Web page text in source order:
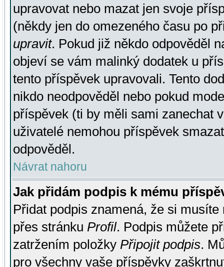
upravovat nebo mazat jen svoje
(někdy jen do omezeného času po
upravit. Pokud již někdo odpověděl
objeví se vám malinký dodatek u
tento příspěvek upravovali. Tento
nikdo neodpověděl nebo pokud
příspěvek (ti by měli sami zanechat
uživatelé nemohou příspěvek
odpověděl.
Návrat nahoru
Jak přidám podpis k mému
Přidat podpis znamená, že si
přes stránku Profil. Podpis můžete
zatržením položky Připojit podpis.
pro všechny vaše příspěvky